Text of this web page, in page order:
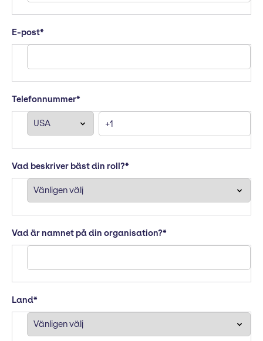
E-post*
Telefonnummer*
Vad beskriver bäst din roll?*
Vad är namnet på din organisation?*
Land*